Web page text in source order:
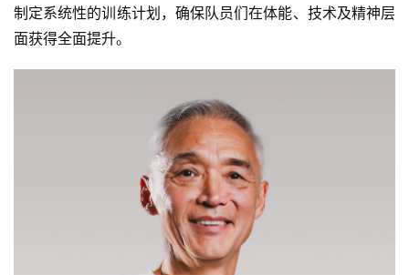
制定系统性的训练计划，确保队员们在体能、技术及精神层
面获得全面提升。